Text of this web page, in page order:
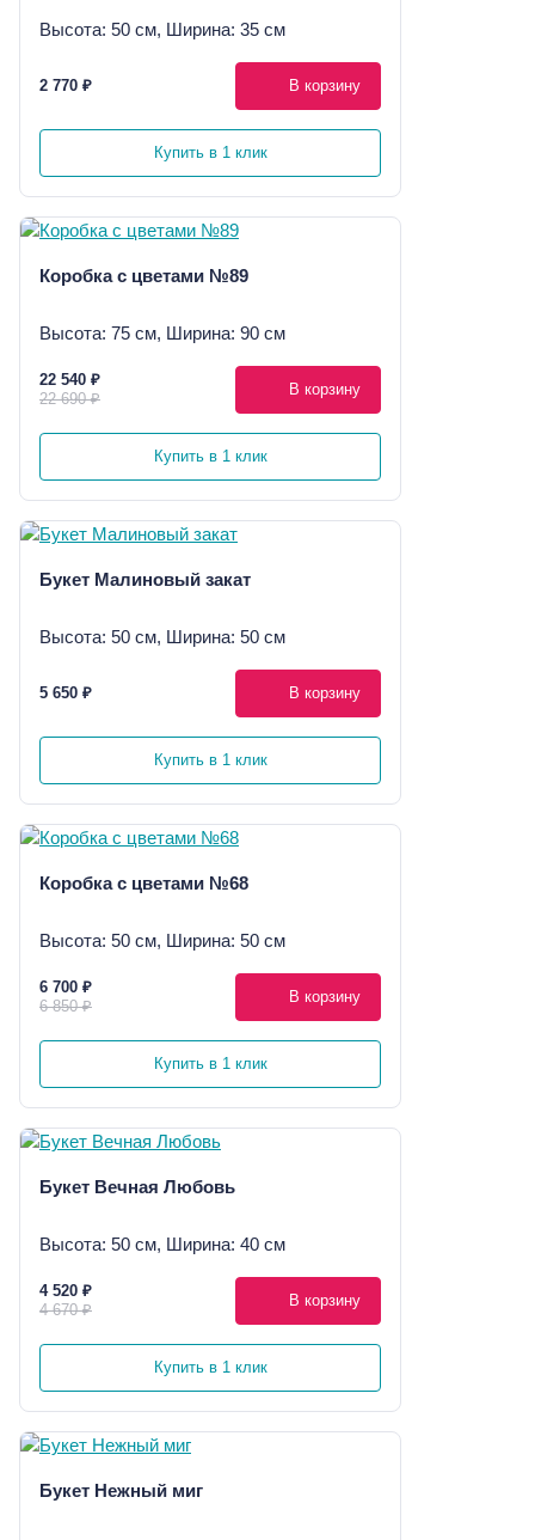
Высота: 50 см, Ширина: 35 см
2 770 ₽ В корзину
Купить в 1 клик
Коробка с цветами №89
Высота: 75 см, Ширина: 90 см
22 540 ₽
22 690 ₽
В корзину
Купить в 1 клик
Букет Малиновый закат
Высота: 50 см, Ширина: 50 см
5 650 ₽ В корзину
Купить в 1 клик
Коробка с цветами №68
Высота: 50 см, Ширина: 50 см
6 700 ₽
6 850 ₽
В корзину
Купить в 1 клик
Букет Вечная Любовь
Высота: 50 см, Ширина: 40 см
4 520 ₽
4 670 ₽
В корзину
Купить в 1 клик
Букет Нежный миг